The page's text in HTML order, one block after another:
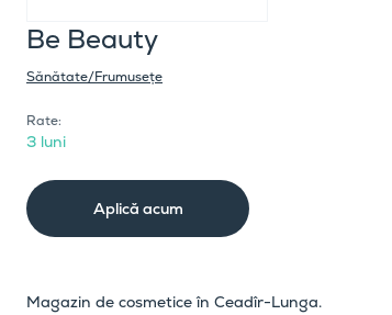
Be Beauty
Sănătate/Frumusețe
Rate:
3 luni
Aplică acum
Magazin de cosmetice în Ceadîr-Lunga.